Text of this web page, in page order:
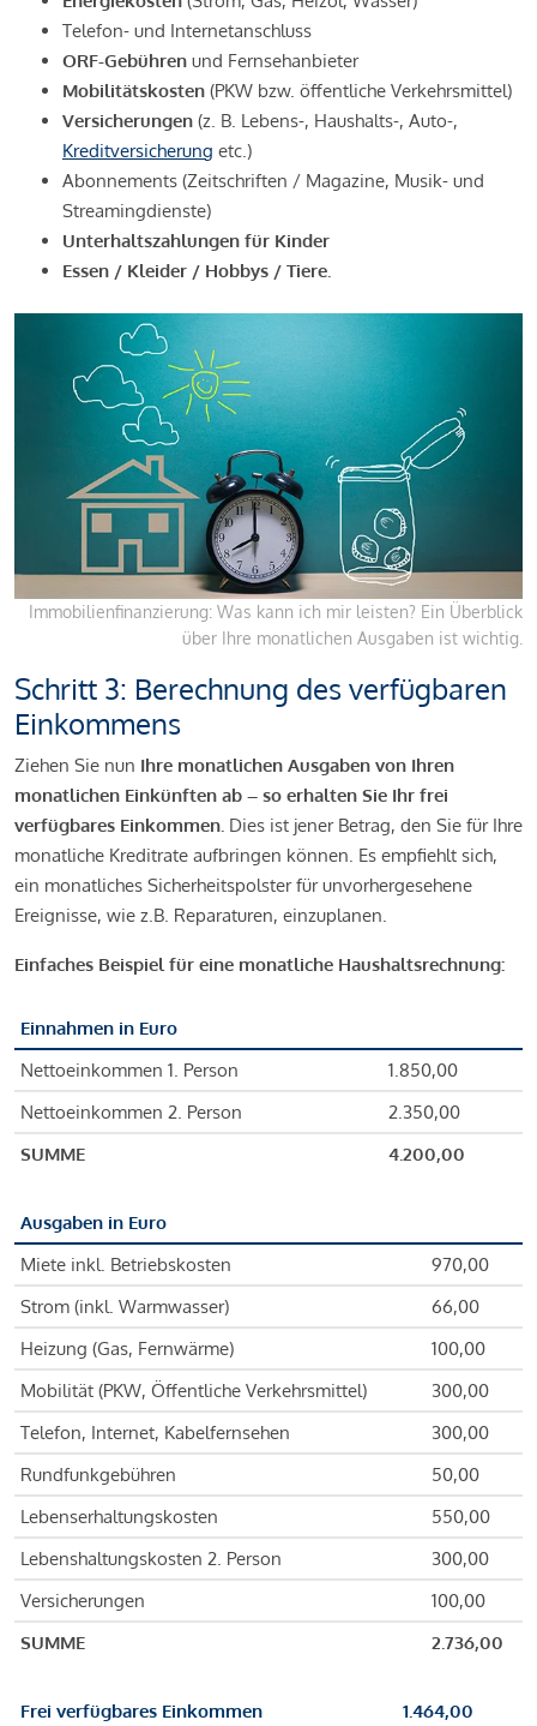
Telefon- und Internetanschluss
ORF-Gebühren und Fernsehanbieter
Mobilitätskosten (PKW bzw. öffentliche Verkehrsmittel)
Versicherungen (z. B. Lebens-, Haushalts-, Auto-,
Kreditversicherung etc.)
Abonnements (Zeitschriften / Magazine, Musik- und
Streamingdienste)
Unterhaltszahlungen für Kinder
Essen / Kleider / Hobbys / Tiere.
Immobilienfinanzierung: Was kann ich mir leisten? Ein Überblick
über Ihre monatlichen Ausgaben ist wichtig.
Schritt 3: Berechnung des verfügbaren
Einkommens
Ziehen Sie nun Ihre monatlichen Ausgaben von Ihren
monatlichen Einkünften ab – so erhalten Sie Ihr frei
verfügbares Einkommen. Dies ist jener Betrag, den Sie für Ihre
monatliche Kreditrate aufbringen können. Es empfiehlt sich,
ein monatliches Sicherheitspolster für unvorhergesehene
Ereignisse, wie z.B. Reparaturen, einzuplanen.
Einfaches Beispiel für eine monatliche Haushaltsrechnung:
Einnahmen in Euro
Nettoeinkommen 1. Person
1.850,00
Nettoeinkommen 2. Person
2.350,00
SUMME
4.200,00
Ausgaben in Euro
Miete inkl. Betriebskosten
970,00
Strom (inkl. Warmwasser)
66,00
Heizung (Gas, Fernwärme)
100,00
Mobilität (PKW, Öffentliche Verkehrsmittel)
300,00
Telefon, Internet, Kabelfernsehen
300,00
Rundfunkgebühren
50,00
Lebenserhaltungskosten
550,00
Lebenshaltungskosten 2. Person
300,00
Versicherungen
100,00
SUMME
2.736,00
Frei verfügbares Einkommen 1.464,00